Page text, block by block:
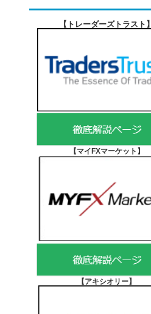
【トレーダーズトラスト 】
【マイFXマーケット 】
【アキシオリー】